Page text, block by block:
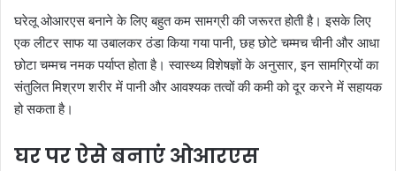
घरेलू ओआरएस बनाने के लिए बहुत कम सामग्री की जरूरत होती है। इसके लिए
एक लीटर साफ या उबालकर ठंडा किया गया पानी, छह छोटे चम्मच चीनी और आधा
छोटा चम्मच नमक पर्याप्त होता है। स्वास्थ्य विशेषज्ञों के अनुसार, इन सामग्रियों का
संतुलित मिश्रण शरीर में पानी और आवश्यक तत्वों की कमी को दूर करने में सहायक
हो सकता है।
घर पर ऐसे बनाएं ओआरएस